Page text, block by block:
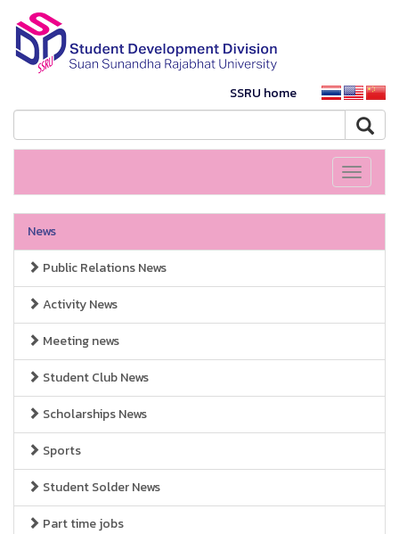
SSRU home
Toggle
News
Public Relations News
Activity News
Meeting news
Student Club News
Scholarships News
Sports
Student Solder News
Part time jobs